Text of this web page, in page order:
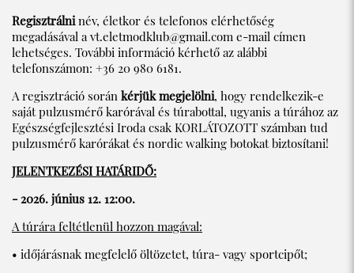
Regisztrálninév, életkor és telefonos elérhetőség
megadásával avt.eletmodklub@gmail.com e-mail címen
lehetséges. További információ kérhető az alábbi
telefonszámon: +36 20 980 6181.
A regisztráció során kérjük megjelölni, hogy rendelkezik-e
saját pulzusmérő karórával és túrabottal, ugyanis a túrához az
Egészségfejlesztési Iroda csak KORLÁTOZOTT számban tud
pulzusmérő karórákat és nordic walking botokat biztosítani!
JELENTKEZÉSI HATÁRIDŐ:
- 2026. június 12. 12:00.
A túrára feltétlenül hozzon magával:
• időjárásnak megfelelő öltözetet, túra- vagy sportcipőt;